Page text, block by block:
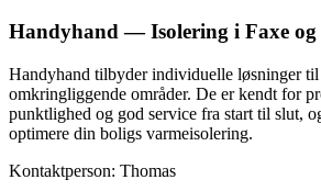
Handyhand — Isolering i Faxe
Handyhand tilbyder individuelle løsninger
omkringliggende områder. De er kendt for
punktlighed og god service fra start til slut,
optimere din boligs varmeisolering.
Kontaktperson: Thomas